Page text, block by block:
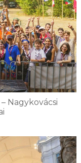
Nagykovácsi